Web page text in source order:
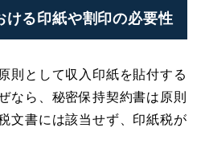
ける印紙や割印の必要性
則として収入印紙を貼付する
なら、秘密保持契約書は原則
文書には該当せず、印紙税が